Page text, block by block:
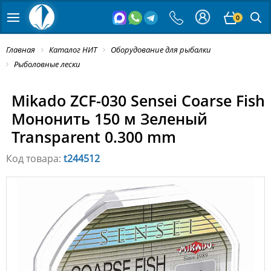
0
Главная Каталог НИТ
Оборудование для рыбалки
Рыболовные лески
Mikado ZCF-030 Sensei Coarse Fish
Мононить 150 м Зеленый
Transparent 0.300 mm
Код товара: t244512